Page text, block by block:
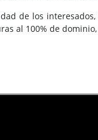
de los
al 100% de